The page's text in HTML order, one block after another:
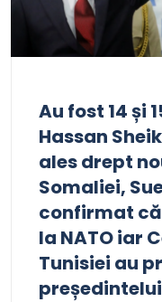
Au fost 14 și
Hassan
ales drept
Somaliei,
confirmat
la NATO iar
Tunisiei au